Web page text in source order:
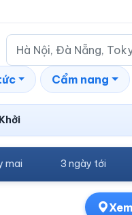
Cẩm nang
mai 3 ngày tới